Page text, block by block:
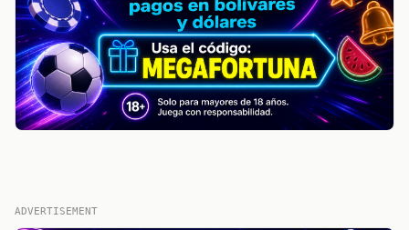
ADVERTISEMENT